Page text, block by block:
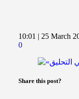
10:01 | 25 March
0
Share this post?